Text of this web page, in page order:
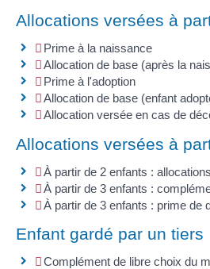
Allocations versées à
Prime à la naissance
Allocation de base (après la
Prime à l'adoption
Allocation de base (enfant
Allocation versée en cas de
Allocations versées à
À partir de 2 enfants :
À partir de 3 enfants :
À partir de 3 enfants : prime de
Enfant gardé par un tiers
Complément de libre choix du